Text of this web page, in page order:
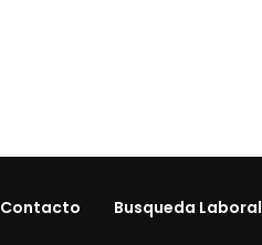
Contacto Busqueda Laboral